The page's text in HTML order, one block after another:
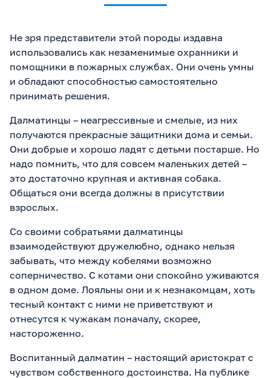
Не зря представители этой породы издавна
использовались как незаменимые охранники и
помощники в пожарных службах. Они очень умны
и обладают способностью самостоятельно
принимать решения.
Далматинцы – неагрессивные и смелые, из них
получаются прекрасные защитники дома и семьи.
Они добрые и хорошо ладят с детьми постарше. Но
надо помнить, что для совсем маленьких детей –
это достаточно крупная и активная собака.
Общаться они всегда должны в присутствии
взрослых.
Со своими собратьями далматинцы
взаимодействуют дружелюбно, однако нельзя
забывать, что между кобелями возможно
соперничество. С котами они спокойно уживаются
в одном доме. Лояльны они и к незнакомцам, хоть
тесный контакт с ними не приветствуют и
отнесутся к чужакам поначалу, скорее,
настороженно.
Воспитанный далматин – настоящий аристократ с
чувством собственного достоинства. На публике